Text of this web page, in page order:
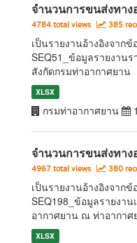
จำนวนการขนส่งทา
4784 total views 385
เป็นรายงานอ้างอิงจาก
SEQ51_ข้อมูลรายงาน
สังกัดกรมท่าอากาศยาน
XLSX
กรมท่าอากาศยาน
จำนวนการขนส่งทา
4967 total views 380
เป็นรายงานอ้างอิงจาก
SEQ198_ข้อมูลรายงา
อากาศยาน ณ ท่าอากา
XLSX